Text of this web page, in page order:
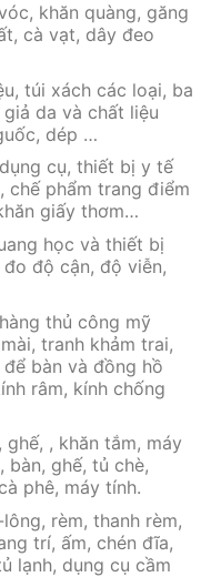
khăn quàng, găng
cà vạt, dây đeo
túi xách các loại, ba
da và chất liệu
dép …
cụ, thiết bị y tế
chế phẩm trang điểm
giấy thơm…
học và thiết bị
độ cận, độ viễn,
thủ công mỹ
tranh khảm trai,
bàn và đồng hồ
râm, kính chống
, khăn tắm, máy
bàn, ghế, tủ chè,
phê, máy tính.
rèm, thanh rèm,
trí, ấm, chén đĩa,
lạnh, dụng cụ cầm